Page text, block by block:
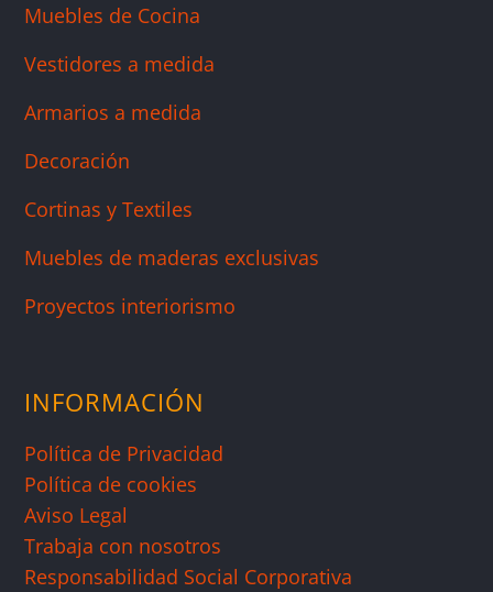
Muebles de Cocina
Vestidores a medida
Armarios a medida
Decoración
Cortinas y Textiles
Muebles de maderas exclusivas
Proyectos interiorismo
INFORMACIÓN
Política de Privacidad
Política de cookies
Aviso Legal
Trabaja con nosotros
Responsabilidad Social Corporativa